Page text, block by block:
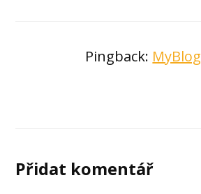
Pingback: MyBlog
Přidat komentář